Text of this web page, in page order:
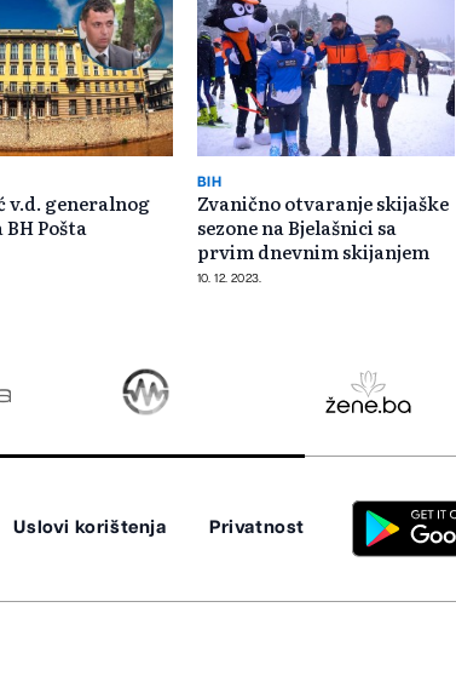
v.d. generalnog
Pošta
BIH
Zvanično otvaranje skijaške
sezone na Bjelašnici sa
prvim dnevnim skijanjem
10. 12. 2023.
Uslovi korištenja Privatnost